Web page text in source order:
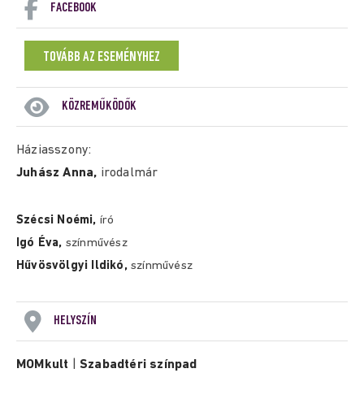
FACEBOOK
TOVÁBB AZ ESEMÉNYHEZ
KÖZREMŰKÖDŐK
Háziasszony:
Juhász Anna, irodalmár
Szécsi Noémi, író
Igó Éva, színművész
Hűvösvölgyi Ildikó,színművész
HELYSZÍN
MOMkult |Szabadtéri színpad